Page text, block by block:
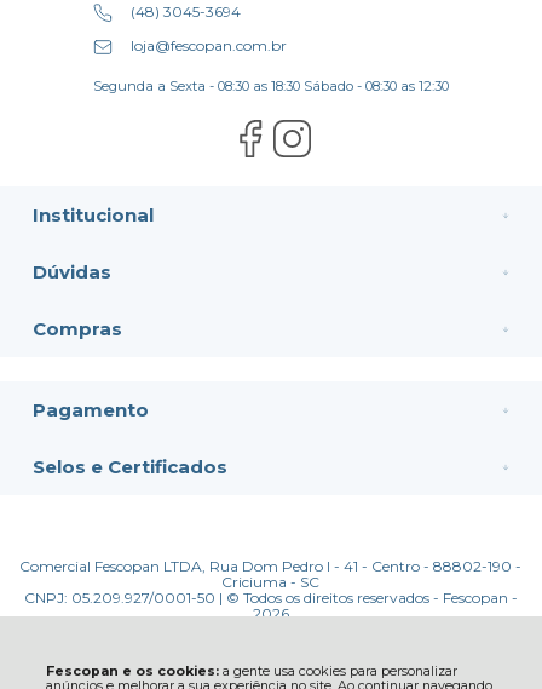
Fescopan e os cookies:a gente usa cookies para personalizar
Institucional
Dúvidas
Compras
(48) 3045-3694
loja@fescopan.com.br
Segunda a Sexta - 08:30 as 18:30 Sábado - 08:30 as 12:30
Pagamento
Selos e Certificados
Comercial Fescopan LTDA, Rua Dom Pedro I - 41 - Centro - 88802-190 -
Criciuma - SC
CNPJ: 05.209.927/0001-50 | © Todos os direitos reservados - Fescopan -
2026